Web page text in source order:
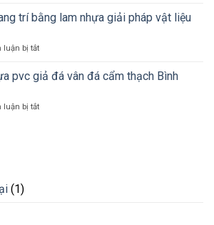
tại
cáo
giá
nhất
điểm
cần
ý
lắp
chống
trí bằng lam nhựa giải pháp vật liệu
luận bị tắtở
tường
trang
bằng
pvc giả đá vân đá cẩm thạch Bình
luận bị tắtở
(1)